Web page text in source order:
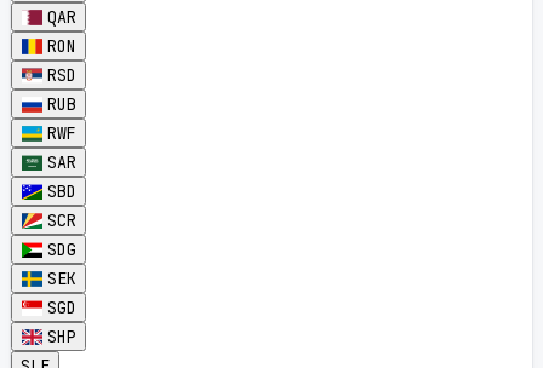
QAR
RON
RSD
RUB
RWF
SAR
SBD
SCR
SDG
SEK
SGD
SHP